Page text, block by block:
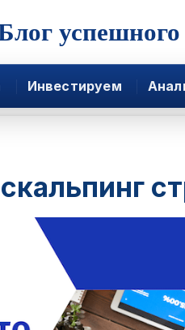
успешного
Инвестируем